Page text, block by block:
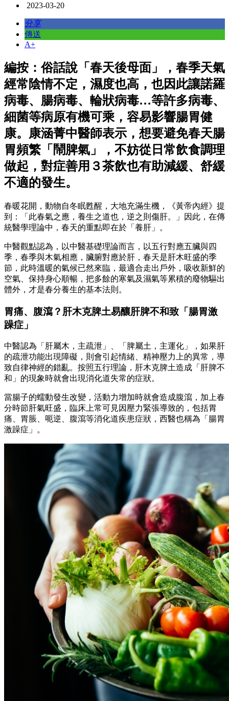
2023-03-20
分享
傳送
A+
編按：俗話說「春天後母面」，春季天氣
經常陰情不定，濕度也高，也因此讓諾羅
病毒、腸病毒、輪狀病毒…等許多病毒、
細菌等病原有機可乘，容易影響腸胃健
康。康涵菁中醫師表示，想要避免春天腸
胃頻繁「鬧脾氣」，不妨從日常飲食調理
做起，對症善用３茶飲也有助減緩、舒緩
不適的發生。
春暖花開，動物自冬眠甦醒，大地充滿生機，《黃帝內經》提
到：「此春氣之應，養生之道也，逆之則傷肝。」因此，在傳
統醫學理論中，春天的重點即在於「養肝」。
中醫觀點認為，以中醫基礎理論而言，以五行對應五臟與四
季，春季與木氣相應，臟腑對應於肝，春天是肝木旺盛的季
節，此時溫暖的氣候已然來臨，最適合走出戶外，吸收新鮮的
空氣、保持身心順暢，把多餘的寒氣及濕氣等累積的廢物驅出
體外，才是春分養生的基本法則。
胃痛、腹瀉？肝木克脾土易釀肝脾不和致「腸胃激
躁症」
中醫認為「肝屬木，主疏泄」、「脾屬土，主運化」，如果肝
的疏泄功能出現障礙，則會引起情緒、精神壓力上的異常，導
致自律神經的錯亂。 按照五行理論，肝木克脾土造成「肝脾不
和」的現象時就會出現消化道失常的症狀。
當腸子的蠕動發生改變，活動力增加時就會造成腹瀉，加上春
分時節肝氣旺盛，臨床上常可見因壓力緊張導致的，包括胃
痛、胃脹、呃逆、腹瀉等消化道疾患症狀，西醫也稱為「腸胃
激躁症」。